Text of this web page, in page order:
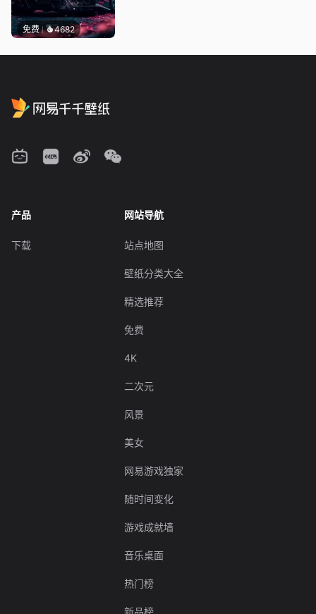
免费 4682
产品
下载
网站导航
站点地图
壁纸分类大全
精选推荐
免费
4K
二次元
风景
美女
网易游戏独家
随时间变化
游戏成就墙
音乐桌面
热门榜
新品榜